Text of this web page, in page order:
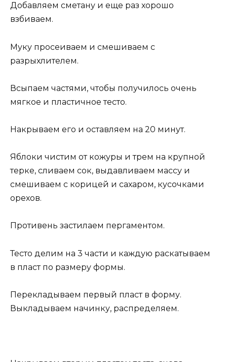
Добавляем сметану и еще раз хорошо
взбиваем.
Муку просеиваем и смешиваем с
разрыхлителем.
Всыпаем частями, чтобы получилось очень
мягкое и пластичное тесто.
Накрываем его и оставляем на 20 минут.
Яблоки чистим от кожуры и трем на крупной
терке, сливаем сок, выдавливаем массу и
смешиваем с корицей и сахаром, кусочками
орехов.
Противень застилаем пергаментом.
Тесто делим на 3 части и каждую раскатываем
в пласт по размеру формы.
Перекладываем первый пласт в форму.
Выкладываем начинку, распределяем.